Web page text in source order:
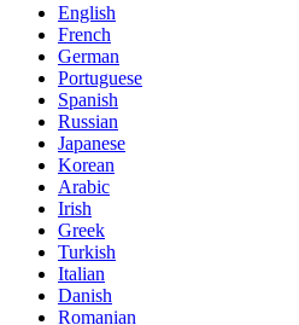
English
French
German
Portuguese
Spanish
Russian
Japanese
Korean
Arabic
Irish
Greek
Turkish
Italian
Danish
Romanian